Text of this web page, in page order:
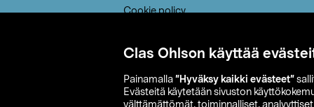
Clas Ohlson käyttää
Painamalla ”Hyväksy kaikki evästeet”
Evästeitä käytetään sivuston
välttämättömät, toiminnalliset,
Cookie policy
Saavutettavuus